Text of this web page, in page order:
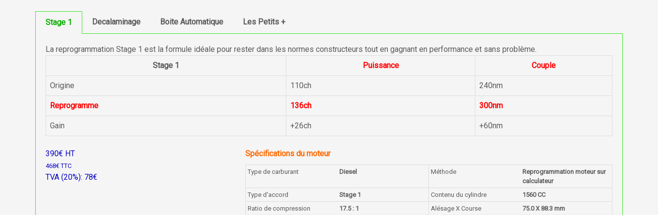
Stage 1 Decalaminage Boite Automatique Les Petits +
La reprogrammation Stage 1 est la formule idéale pour rester dans les normes constructeurs tout en gagnant en performance et sans problème.
Stage 1
Puissance Couple
Origine 110ch 240nm
Reprogramme 136ch 300nm
Gain +26ch +60nm
390€ HT
468€ TTC
TVA (20%): 78€
Spécifications du moteur
Type de carburant Diesel Méthode
Reprogrammation moteur sur
calculateur
Type d'accord
Stage 1 Contenu du cylindre
1560 CC
Ratio de compression
17.5 : 1 Alésage X Course
75.0 X 88.3 mm